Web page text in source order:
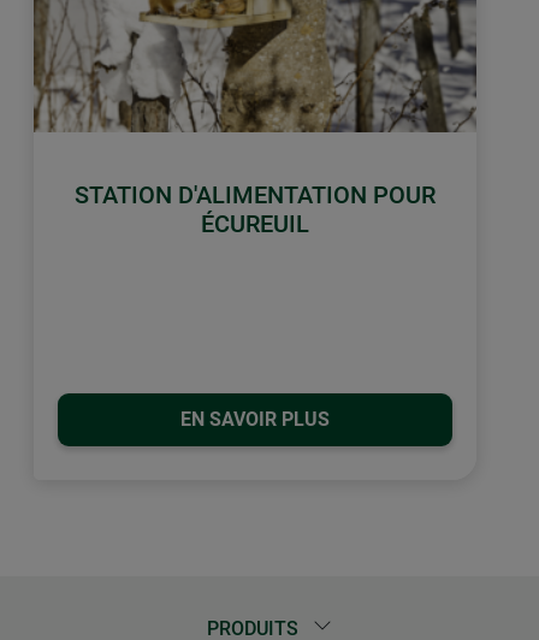
STATION D'ALIMENTATION POUR
ÉCUREUIL
EN SAVOIR PLUS
PRODUITS